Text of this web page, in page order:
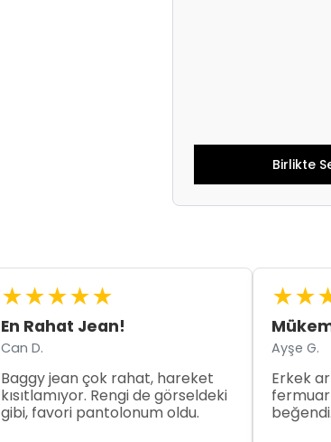
Birlikte
★★★★★
En Rahat Jean!
Can D.
Baggy jean çok rahat, hareket
kısıtlamıyor. Rengi de görseldeki
gibi, favori pantolonum oldu.
★★
Ayşe G.
Erkek